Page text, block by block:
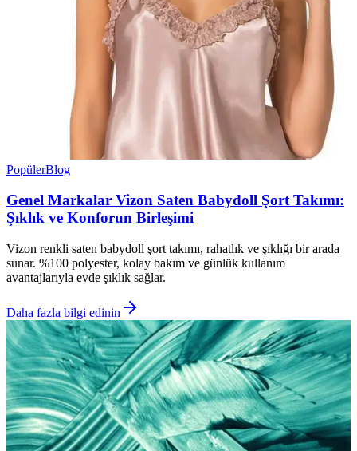
PopülerBlog
Genel Markalar Vizon Saten Babydoll Şort Takımı:
Şıklık ve Konforun Birleşimi
Vizon renkli saten babydoll şort takımı, rahatlık ve şıklığı bir arada
sunar. %100 polyester, kolay bakım ve günlük kullanım
avantajlarıyla evde şıklık sağlar.
Daha fazla bilgi edinin